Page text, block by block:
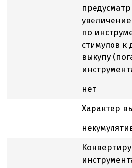
по
стимулов к
выкупу
нет
Характер